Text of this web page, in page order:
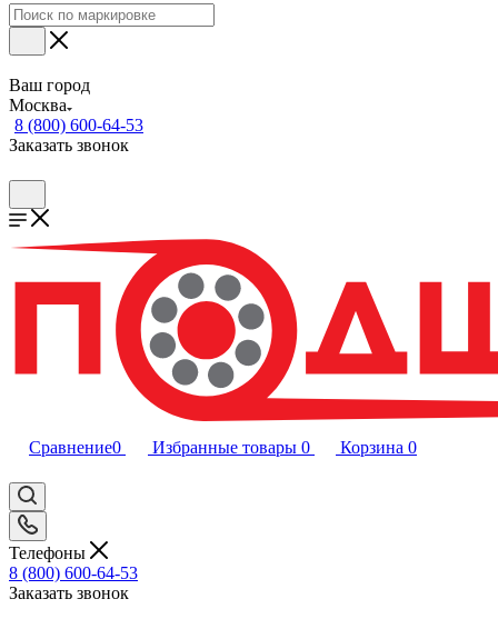
Ваш город
Москва
8 (800) 600-64-53
Заказать звонок
Сравнение0 Избранные товары 0 Корзина 0
Телефоны
8 (800) 600-64-53
Заказать звонок